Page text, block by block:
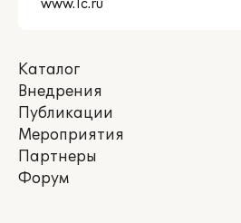
Каталог
Внедрения
Публикации
Мероприятия
Партнеры
Форум